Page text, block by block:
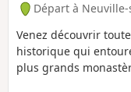
Départ à
Venez découvrir
historique qui
plus grands